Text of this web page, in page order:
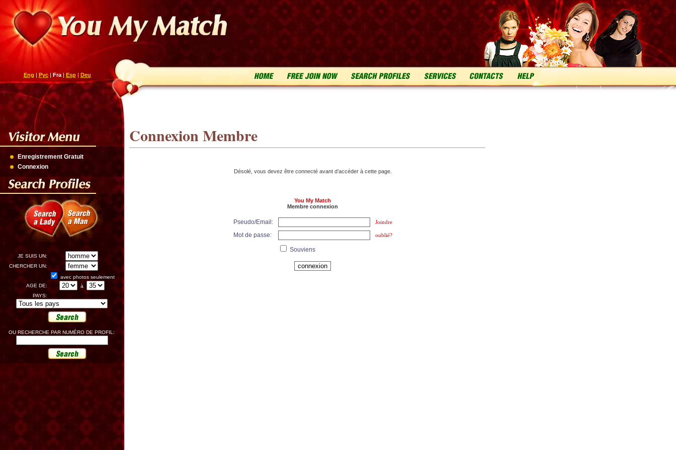
Eng | Рус| Fra| Esp| Deu
Enregistrement Gratuit
Connexion
JE SUIS UN:
CHERCHER UN:
avec photos seulement
AGE DE:
à
PAYS:
OU RECHERCHE PAR NUMÉRO DE PROFIL:
Connexion Membre
Désolé, vous devez être connecté avant d’accéder à cette page.
You My Match
Membre connexion
Pseudo/Email: Joindre
Mot de passe: oublié?
Souviens